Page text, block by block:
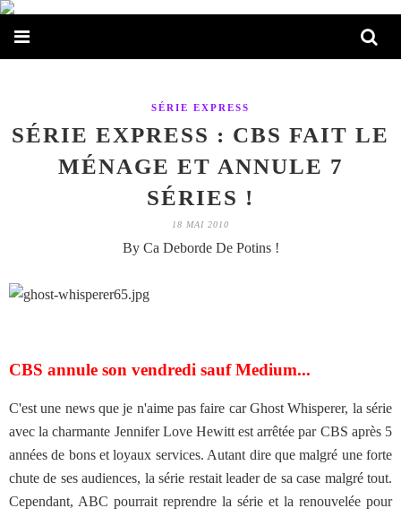
SÉRIE EXPRESS
SÉRIE EXPRESS : CBS FAIT LE
MÉNAGE ET ANNULE 7
SÉRIES !
18 MAI 2010
By Ca Deborde De Potins !
CBS annule son vendredi sauf Medium...
C'est une news que je n'aime pas faire car Ghost Whisperer, la série
avec la charmante Jennifer Love Hewitt est arrêtée par CBS après 5
années de bons et loyaux services. Autant dire que malgré une forte
chute de ses audiences, la série restait leader de sa case malgré tout.
Cependant, ABC pourrait reprendre la série et la renouvelée pour